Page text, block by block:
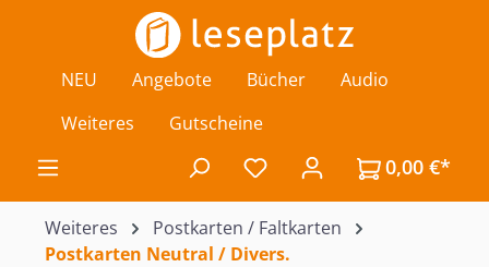
Zum Hauptinhalt springen
NEU Angebote Bücher
Audio
Weiteres
Gutscheine
Du hast 0 Produkte auf
0,00 €*
Weiteres
Postkarten / Faltkarten
Postkarten Neutral / Divers.